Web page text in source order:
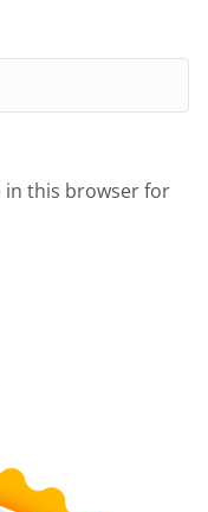
in this browser for